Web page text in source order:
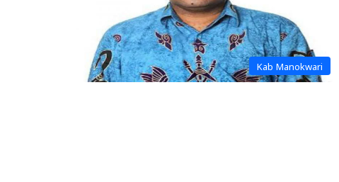
Kab Manokwari